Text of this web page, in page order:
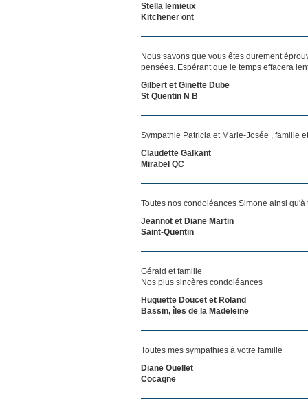
Stella lemieux
Kitchener ont
Nous savons que vous êtes durement
pensées. Espérant que le temps effacera
Gilbert et Ginette Dube
St Quentin N B
Sympathie Patricia et Marie-Josée , famille
Claudette Galkant
Mirabel QC
Toutes nos condoléances Simone ainsi
Jeannot et Diane Martin
Saint-Quentin
Gérald et famille
Nos plus sincères condoléances
Huguette Doucet et Roland
Bassin, îles de la Madeleine
Toutes mes sympathies à votre famille
Diane Ouellet
Cocagne